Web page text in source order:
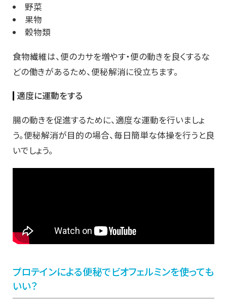
野菜
果物
穀物類
食物繊維は、便のカサを増やす・便の動きを良くするな
どの働きがあるため、便秘解消に役立ちます。
適度に運動をする
腸の動きを促進するために、適度な運動を行いましょ
う。便秘解消が目的の場合、毎日簡単な体操を行うと良
いでしょう。
プロテインによる便秘でビオフェルミンを使っても
いい？